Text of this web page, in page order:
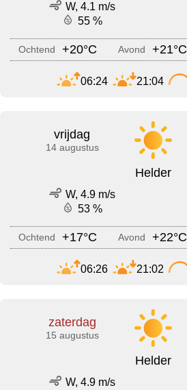
W, 4.1 m/s
55 %
Ochtend +20°C Avond +21°C
06:24 21:04
vrijdag
14 augustus
Helder
W, 4.9 m/s
53 %
Ochtend +17°C Avond +22°C
06:26 21:02
zaterdag
15 augustus
Helder
W, 4.9 m/s